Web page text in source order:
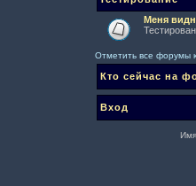
Меня
Отметить все форумы
Кто сейчас на
Вход